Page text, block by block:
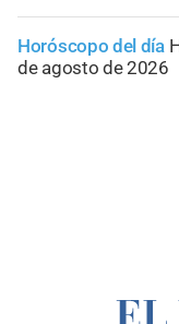
Horóscopo del día
de agosto de 2026